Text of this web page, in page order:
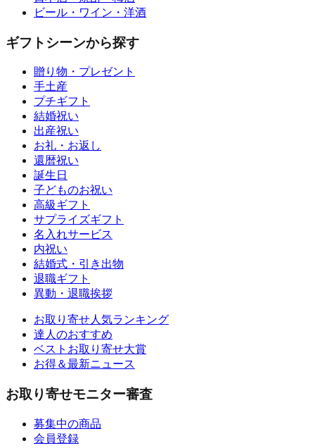
ビール・ワイン・洋酒
ギフトシーンから探す
贈り物・プレゼント
手土産
プチギフト
結婚祝い
出産祝い
お礼・お返し
還暦祝い
誕生日
子どものお祝い
高級ギフト
サプライズギフト
名入れサービス
内祝い
結婚式・引き出物
退職ギフト
異動・退職挨拶
お取り寄せ人気ランキング
達人のおすすめ
ベストお取り寄せ大賞
お得＆最新ニュース
お取り寄せモニター審査
募集中の商品
会員登録